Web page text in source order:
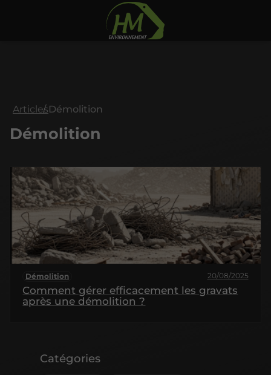
Catégories
ArticlesDémolition
Démolition
Démolition 20/08/2025
Comment gérer efficacement les gravats
après une démolition ?